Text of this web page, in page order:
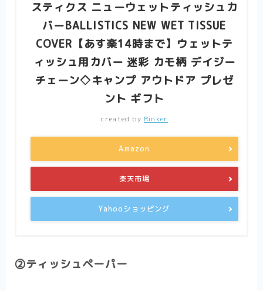
スティクス ニューウェットティッシュカ
バーBALLISTICS NEW WET TISSUE
COVER【あす楽14時まで】ウェットテ
ィッシュ用カバー 迷彩 カモ柄 デイジー
チェーン◇キャンプ アウトドア プレゼ
ント ギフト
created by Rinker
Amazon
楽天市場
Yahooショッピング
②ティッシュペーパー